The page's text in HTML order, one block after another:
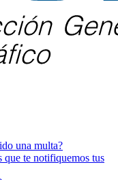
una multa?
que te notifiquemos tus